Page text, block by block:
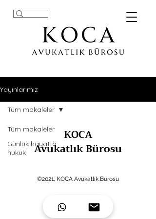
Yayınlarımız
Tüm makaleler
Günlük hayatta
hukuk
Tüm makaleler
KOCA
Avukatlık Bürosu
©2021, KOCA Avukatlık Bürosu